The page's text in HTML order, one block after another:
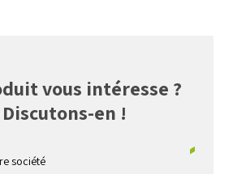
vous intéresse ?
Discutons-en !